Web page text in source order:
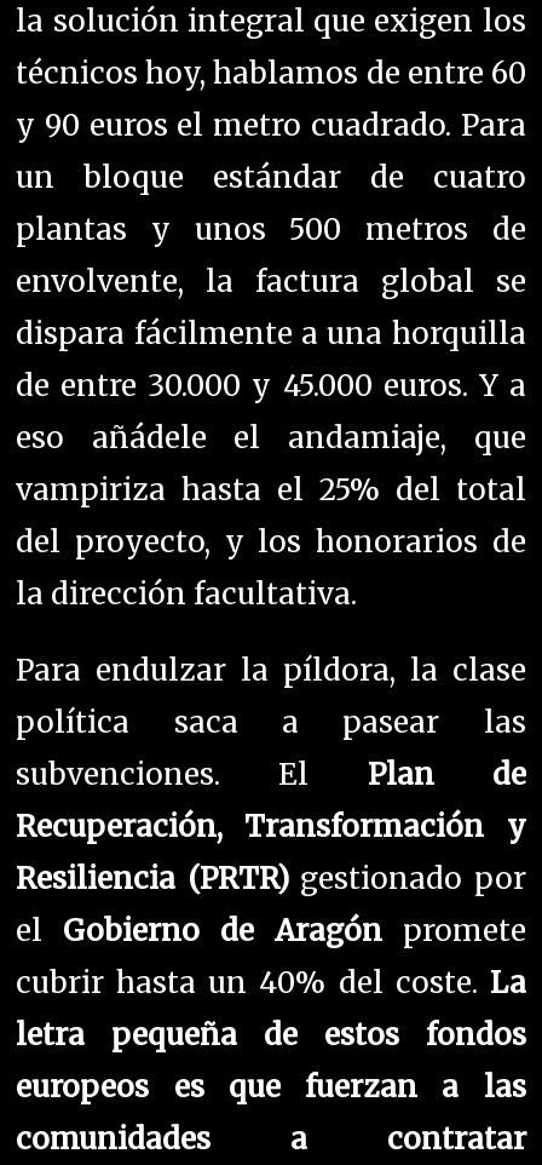
la solución integral que exigen los
técnicos hoy, hablamos de entre 60
y 90 euros el metro cuadrado. Para
un bloque estándar de cuatro
plantas y unos 500 metros de
envolvente, la factura global se
dispara fácilmente a una horquilla
de entre 30.000 y 45.000 euros. Y a
eso añádele el andamiaje, que
vampiriza hasta el 25% del total
del proyecto, y los honorarios de
la dirección facultativa.
Para endulzar la píldora, la clase
política saca a pasear las
subvenciones. El Plan de
Recuperación, Transformación y
Resiliencia (PRTR)gestionado por
el Gobierno de Aragónpromete
cubrir hasta un 40% del coste. La
letra pequeña de estos fondos
europeos es que fuerzan a las
comunidades a contratar